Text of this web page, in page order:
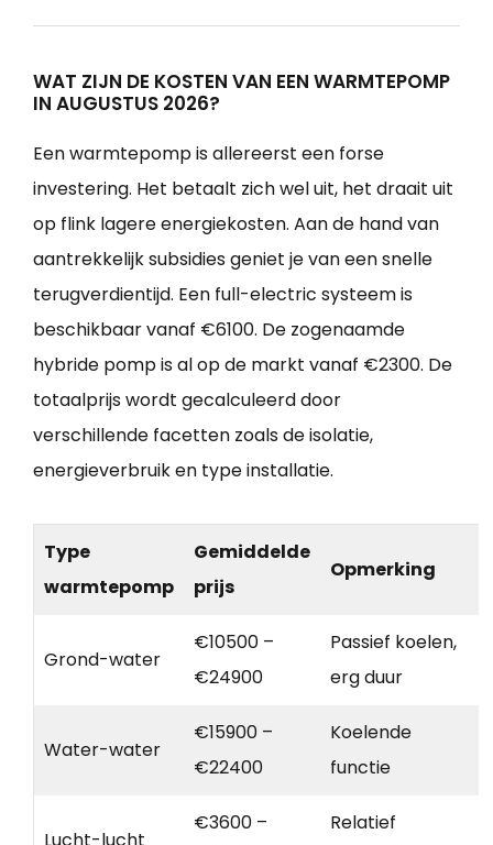
WAT ZIJN DE KOSTEN VAN EEN WARMTEPOMP
IN AUGUSTUS 2026?
Een warmtepomp is allereerst een forse
investering. Het betaalt zich wel uit, het draait uit
op flink lagere energiekosten. Aan de hand van
aantrekkelijk subsidies geniet je van een snelle
terugverdientijd. Een full-electric systeem is
beschikbaar vanaf €6100. De zogenaamde
hybride pomp is al op de markt vanaf €2300. De
totaalprijs wordt gecalculeerd door
verschillende facetten zoals de isolatie,
energieverbruik en type installatie.
Type
warmtepomp
Gemiddelde
prijs
Opmerking
Grond-water
€10500 –
€24900
Passief koelen,
erg duur
Water-water
€15900 –
€22400
Koelende
functie
Lucht-lucht
€3600 –
Relatief